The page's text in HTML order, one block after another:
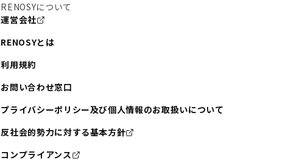
RENOSYについて
運営会社
RENOSYとは
利用規約
お問い合わせ窓口
プライバシーポリシー及び個人情報のお取扱いについて
反社会的勢力に対する基本方針
コンプライアンス